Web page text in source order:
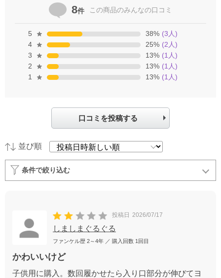
8件 この商品のみんなの口コミ
5 38% (3 人)
4
25% (2 人)
3
13% (1 人)
2
13% (1 人)
1
13% (1 人)
口コミを投稿する
並び順
条件で絞り込む
投稿日 2026/07/17
しましまぐるぐる
ファンケル歴 2～4年 ／ 購入回数 1回目
かわいいけど
子供用に購入。数回履かせたら入り口部分が伸びてヨ